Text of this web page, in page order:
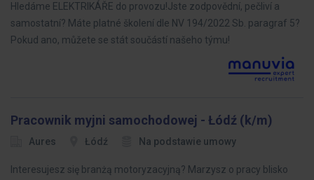
Hledáme ELEKTRIKÁŘE do provozu!Jste zodpovědní, pečliví a
samostatní? Máte platné školení dle NV 194/2022 Sb. paragraf 5?
Pokud ano, můžete se stát součástí našeho týmu!
Pracownik myjni samochodowej - Łódź (k/m)
Aures Łódź Na podstawie umowy
Interesujesz się branżą motoryzacyjną? Marzysz o pracy blisko